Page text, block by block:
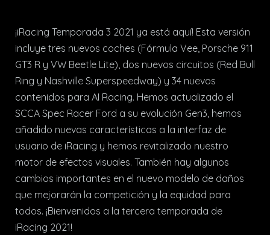
¡iRacing Temporada 3 2021 ya está aquí! Esta versión
incluye tres nuevos coches (Fórmula Vee, Porsche 911
GT3 R y VW Beetle Lite), dos nuevos circuitos (Red Bull
Ring y Nashville Superspeedway) y 34 nuevos
contenidos para AI Racing. Hemos actualizado el
SCCA Spec Racer Ford a su evolución Gen3, hemos
añadido nuevas características a la interfaz de
usuario de iRacing y hemos revitalizado nuestro
motor de efectos visuales. También hay algunos
cambios importantes en el nuevo modelo de daños
que mejorarán la competición y la equidad para
todos. ¡Bienvenidos a la tercera temporada de
iRacing 2021!